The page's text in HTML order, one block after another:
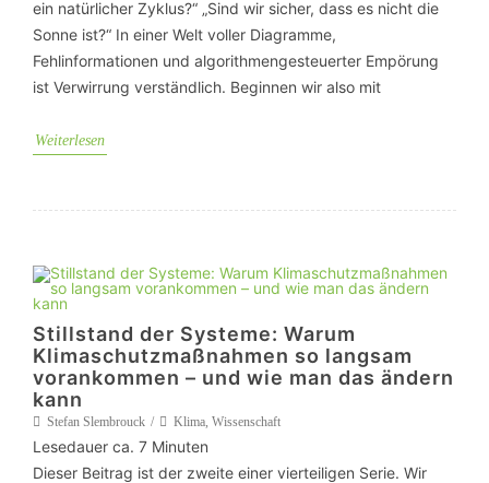
ein natürlicher Zyklus?“ „Sind wir sicher, dass es nicht die
Sonne ist?“ In einer Welt voller Diagramme,
Fehlinformationen und algorithmengesteuerter Empörung
ist Verwirrung verständlich. Beginnen wir also mit
Weiterlesen
Stillstand der Systeme: Warum
Klimaschutzmaßnahmen so langsam
vorankommen – und wie man das ändern
kann
Stefan Slembrouck Klima, Wissenschaft
Lesedauer ca. 7 Minuten
Dieser Beitrag ist der zweite einer vierteiligen Serie. Wir